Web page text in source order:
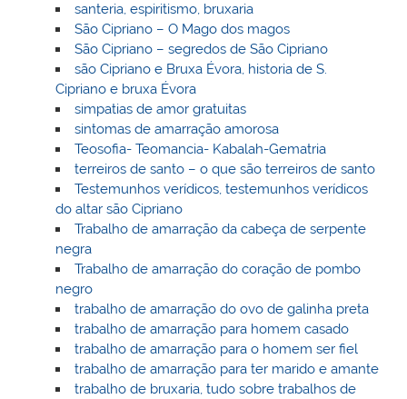
santeria, espiritismo, bruxaria
São Cipriano – O Mago dos magos
São Cipriano – segredos de São Cipriano
são Cipriano e Bruxa Évora, historia de S.
Cipriano e bruxa Évora
simpatias de amor gratuitas
sintomas de amarração amorosa
Teosofia- Teomancia- Kabalah-Gematria
terreiros de santo – o que são terreiros de santo
Testemunhos verídicos, testemunhos verídicos
do altar são Cipriano
Trabalho de amarração da cabeça de serpente
negra
Trabalho de amarração do coração de pombo
negro
trabalho de amarração do ovo de galinha preta
trabalho de amarração para homem casado
trabalho de amarração para o homem ser fiel
trabalho de amarração para ter marido e amante
trabalho de bruxaria, tudo sobre trabalhos de